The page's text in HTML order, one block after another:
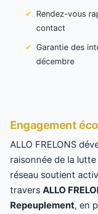
Rendez-vous
contact
Garantie des
décembre
Engagement
ALLO FRELONS
raisonnée de la
réseau soutient
travers ALLO
Repeuplement, en